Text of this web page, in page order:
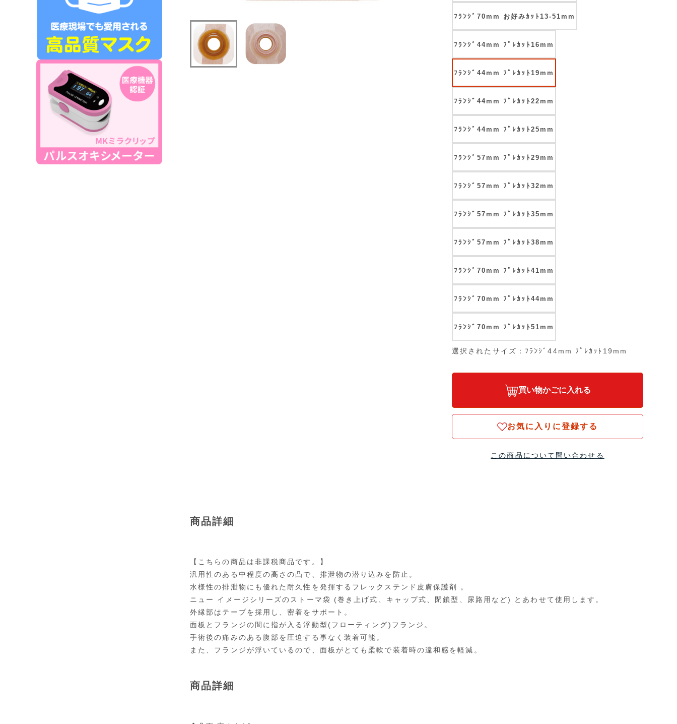
ﾌﾗﾝｼﾞ70mm お好みｶｯﾄ13-51mm
ﾌﾗﾝｼﾞ44mm ﾌﾟﾚｶｯﾄ16mm
ﾌﾗﾝｼﾞ44mm ﾌﾟﾚｶｯﾄ19mm
ﾌﾗﾝｼﾞ44mm ﾌﾟﾚｶｯﾄ22mm
ﾌﾗﾝｼﾞ44mm ﾌﾟﾚｶｯﾄ25mm
ﾌﾗﾝｼﾞ57mm ﾌﾟﾚｶｯﾄ29mm
ﾌﾗﾝｼﾞ57mm ﾌﾟﾚｶｯﾄ32mm
ﾌﾗﾝｼﾞ57mm ﾌﾟﾚｶｯﾄ35mm
ﾌﾗﾝｼﾞ57mm ﾌﾟﾚｶｯﾄ38mm
ﾌﾗﾝｼﾞ70mm ﾌﾟﾚｶｯﾄ41mm
ﾌﾗﾝｼﾞ70mm ﾌﾟﾚｶｯﾄ44mm
ﾌﾗﾝｼﾞ70mm ﾌﾟﾚｶｯﾄ51mm
選択されたサイズ：ﾌﾗﾝｼﾞ44mm ﾌﾟﾚｶｯﾄ19mm
買い物かごに入れる
お気に入りに登録する
この商品について問い合わせる
商品詳細
【こちらの商品は非課税商品です。】
汎用性のある中程度の高さの凸で、排泄物の潜り込みを防止。
水様性の排泄物にも優れた耐久性を発揮するフレックステンド皮膚保護剤 。
ニュー イメージシリーズのストーマ袋 (巻き上げ式、キャップ式、閉鎖型、尿路用など) とあわせて使用します。
外縁部はテープを採用し、密着をサポート。
面板とフランジの間に指が入る浮動型(フローティング)フランジ。
手術後の痛みのある腹部を圧迫する事なく装着可能。
また、フランジが浮いているので、面板がとても柔軟で装着時の違和感を軽減。
商品詳細